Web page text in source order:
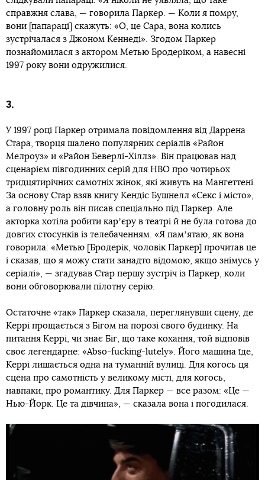
справжня слава, — говорила Паркер. — Коли я помру,
вони [папараці] скажуть: «О, це Сара, вона колись
зустрічалася з Джоном Кеннеді». Згодом Паркер
познайомилася з актором Метью Бродеріком, а навесні
1997 року вони одружилися.
3.
У 1997 році Паркер отримала повідомлення від Даррена
Стара, творця шалено популярних серіалів «Район
Мелроуз» и «Район Беверлі-Хіллз». Він працював над
сценарієм півгодинних серій для НВО про чотирьох
тридцятирічних самотніх жінок, які живуть на Мангеттені.
За основу Стар взяв книгу Кендіс Бушнелл «Секс і місто»,
а головну роль він писав спеціально під Паркер. Але
акторка хотіла робити карʼєру в театрі й не була готова до
довгих стосунків із телебаченням. «Я памʼятаю, як вона
говорила: «Метью [Бродерік, чоловік Паркер] прочитав це
і сказав, що я можу стати занадто відомою, якщо знімусь у
серіалі», — згадував Стар першу зустріч із Паркер, коли
вони обговорювали пілотну серію.
Остаточне «так» Паркер сказала, переглянувши сцену, де
Керрі прощається з Бігом на порозі свого будинку. На
питання Керрі, чи знає Біг, що таке кохання, той відповів
своє легендарне: «Abso-fucking-lutely». Його машина їде,
Керрі лишається одна на туманній вулиці. Для когось ця
сцена про самотність у великому місті, для когось,
навпаки, про романтику. Для Паркер — все разом: «Це —
Нью-Йорк. Це та дівчина», — сказала вона і погодилася.